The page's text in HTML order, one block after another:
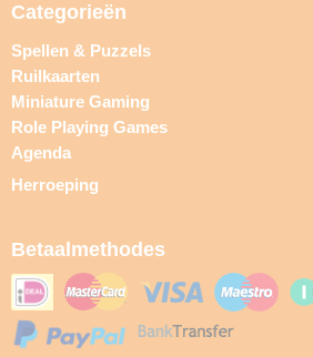
Categorieën
Spellen & Puzzels
Ruilkaarten
Miniature Gaming
Role Playing Games
Agenda
Herroeping
Betaalmethodes